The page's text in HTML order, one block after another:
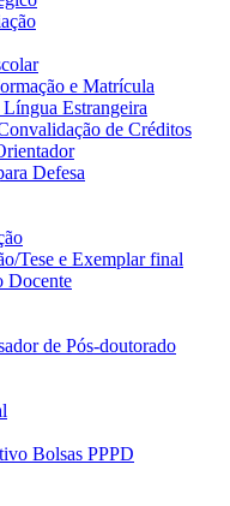
e Matrícula
Estrangeira
de Créditos
Defesa
Tese e Exemplar final
Docente
de Pós-doutorado
Bolsas PPPD